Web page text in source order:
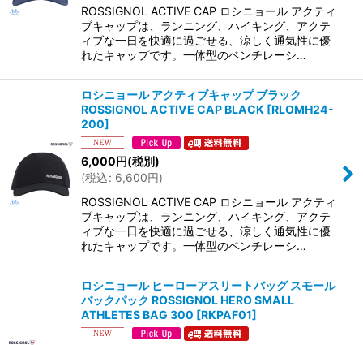
ROSSIGNOL ACTIVE CAP ロシニョール アクティ
ブキャップは、ランニング、ハイキング、アクテ
ィブな一日を快適に過ごせる、涼しく通気性に優
れたキャップです。一体型のベンチレーシ…
ロシニョール アクティブキャップ ブラック
ROSSIGNOL ACTIVE CAP BLACK [RLOMH24-
200]
6,000円(税別)
(税込: 6,600円)
ROSSIGNOL ACTIVE CAP ロシニョール アクティ
ブキャップは、ランニング、ハイキング、アクテ
ィブな一日を快適に過ごせる、涼しく通気性に優
れたキャップです。一体型のベンチレーシ…
ロシニョール ヒーローアスリートバッグ スモール
バックパック ROSSIGNOL HERO SMALL
ATHLETES BAG 300 [RKPAF01]